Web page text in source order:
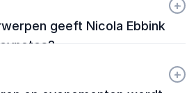
geeft Nicola Ebbink
+
-
+
-